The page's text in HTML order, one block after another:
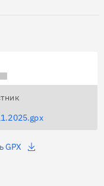
GPX